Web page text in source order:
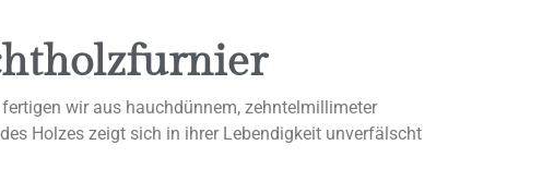
wir aus hauchdünnem, zehntelmillimeter
Holzes zeigt sich in ihrer Lebendigkeit unverfälscht